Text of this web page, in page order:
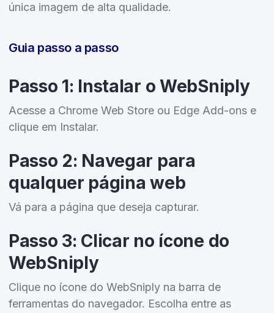
única imagem de alta qualidade.
Guia passo a passo
Passo 1: Instalar o WebSniply
Acesse a Chrome Web Store ou Edge Add-ons e
clique em Instalar.
Passo 2: Navegar para
qualquer página web
Vá para a página que deseja capturar.
Passo 3: Clicar no ícone do
WebSniply
Clique no ícone do WebSniply na barra de
ferramentas do navegador. Escolha entre as